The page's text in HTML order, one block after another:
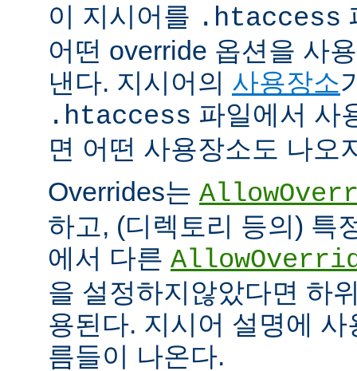
이 지시어를 .htaccess
어떤 override 옵션을 사
낸다. 지시어의 사용장소
.htaccess 파일에서 사
면 어떤 사용장소도 나오
Overrides는
하고, (디렉토리 등의) 특
에서 다른
을 설정하지않았다면 하
용된다. 지시어 설명에
름들이 나온다.